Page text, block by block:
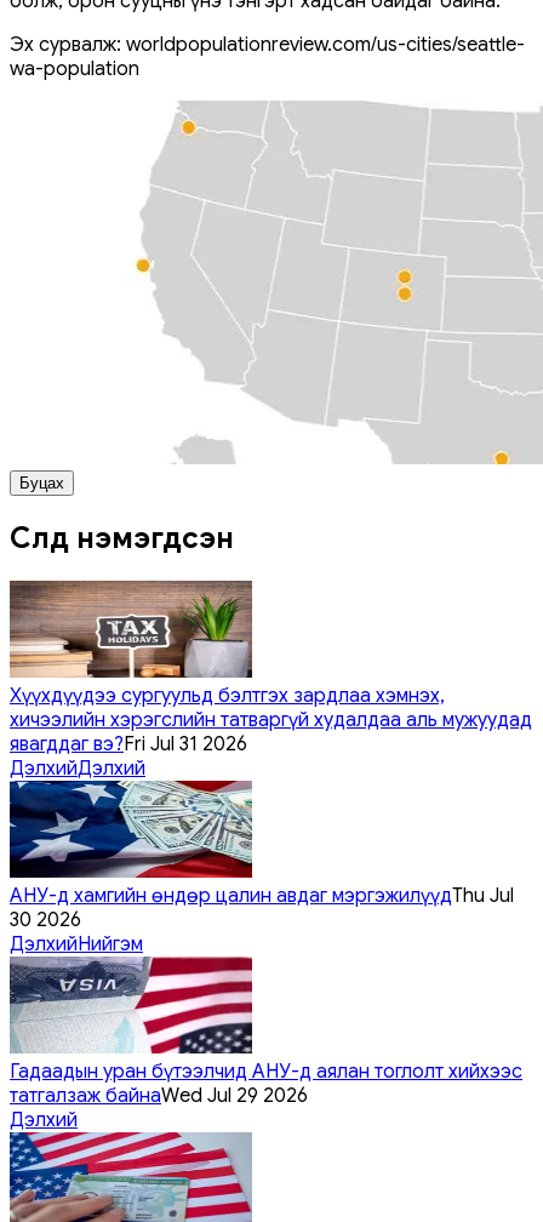
Эх сурвалж: worldpopulationreview.com/us-cities/seattle-
wa-population
Буцах
Сүүлд нэмэгдсэн
Хүүхдүүдээ сургуульд бэлтгэх зардлаа хэмнэх,
хичээлийн хэрэгслийн татваргүй худалдаа аль мужуудад
явагддаг вэ?Fri Jul 31 2026
ДэлхийДэлхий
АНУ-д хамгийн өндөр цалин авдаг мэргэжилүүдThu Jul
30 2026
ДэлхийНийгэм
Гадаадын уран бүтээлчид АНУ-д аялан тоглолт хийхээс
татгалзаж байнаWed Jul 29 2026
Дэлхий